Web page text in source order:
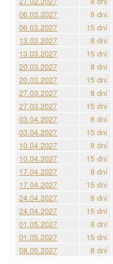
06.03.2027
8 dní
06.03.2027
15 dní
13.03.2027
8 dní
13.03.2027
15 dní
20.03.2027
8 dní
20.03.2027
15 dní
27.03.2027
8 dní
27.03.2027
15 dní
03.04.2027
8 dní
03.04.2027
15 dní
10.04.2027
8 dní
10.04.2027
15 dní
17.04.2027
8 dní
17.04.2027
15 dní
24.04.2027
8 dní
24.04.2027
15 dní
01.05.2027
8 dní
01.05.2027
15 dní
08.05.2027
8 dní